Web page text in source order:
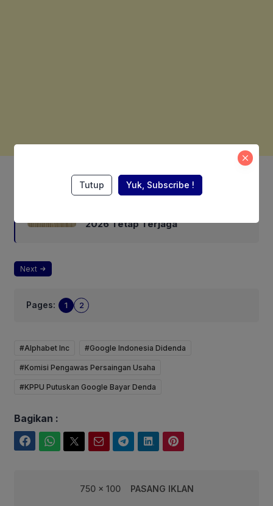
KSSK: Sektor Fiskal, Moneter, dan
2026 Tetap Terjaga
Next
Pages: 1 2
#Alphabet Inc #Google Indonesia Didenda
#Komisi Pengawas Persaingan Usaha
#KPPU Putuskan Google Bayar Denda
Bagikan :
750 x 100 PASANG IKLAN
Tutup Yuk, Subscribe !